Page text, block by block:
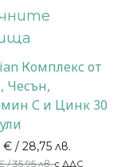
Комплекс от
Чесън,
С и Цинк 30
€ / 28,75 лв.
/ 35,95 лв.с ДДС